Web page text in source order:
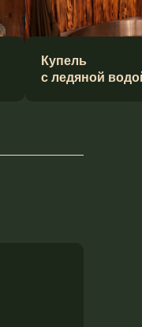
Купель
с ледяной